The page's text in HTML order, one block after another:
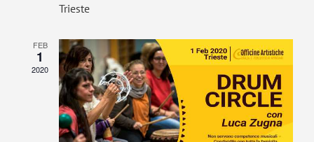
Trieste
FEB
1
2020